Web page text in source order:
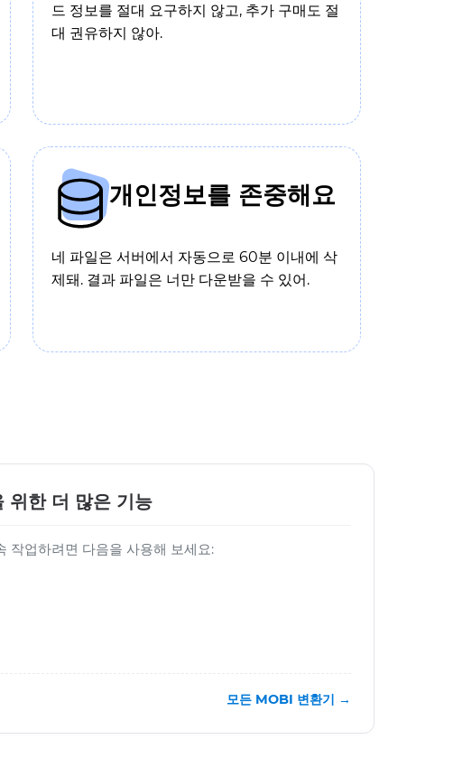
드 정보를 절대 요구하지 않고, 추가 구매도 절
대 권유하지 않아.
개인정보를 존중해요
네 파일은 서버에서 자동으로 60분 이내에 삭
제돼. 결과 파일은 너만 다운받을 수 있어.
위한 더 많은 기능
작업하려면 다음을 사용해 보세요:
모든 MOBI 변환기 →